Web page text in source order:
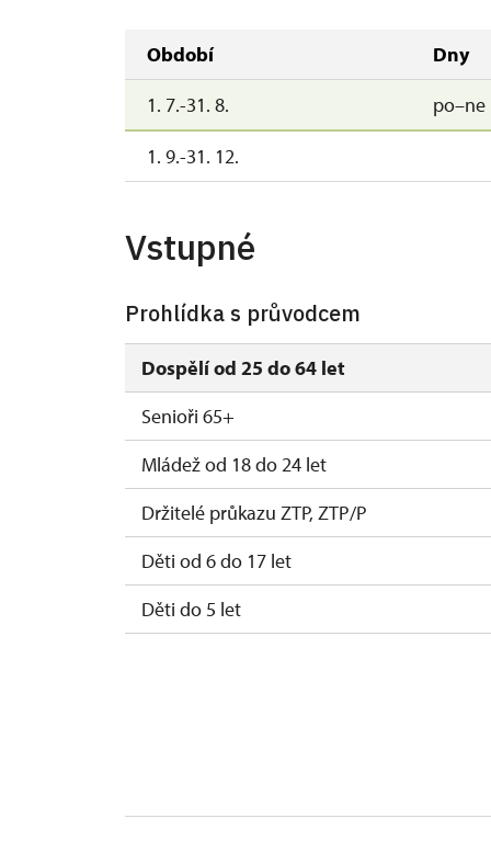
Období Dny
1. 7.-31. 8.
po–ne
1. 9.-31. 12.
Vstupné
Prohlídka s průvodcem
Dospělí od 25 do 64 let
Senioři 65+
Mládež od 18 do 24 let
Držitelé průkazu ZTP, ZTP/P
Děti od 6 do 17 let
Děti do 5 let